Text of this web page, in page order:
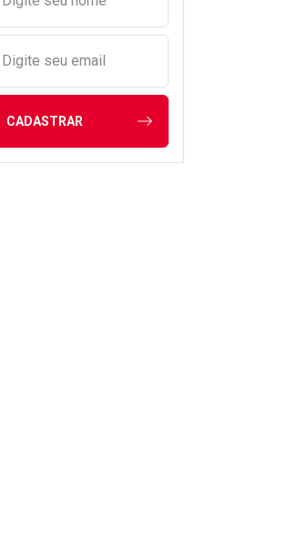
Digite seu email
CADASTRAR